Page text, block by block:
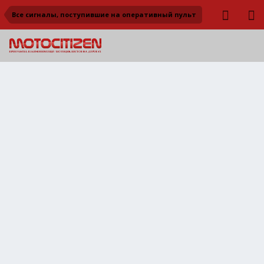
Все сигналы, поступившие на оперативный пульт